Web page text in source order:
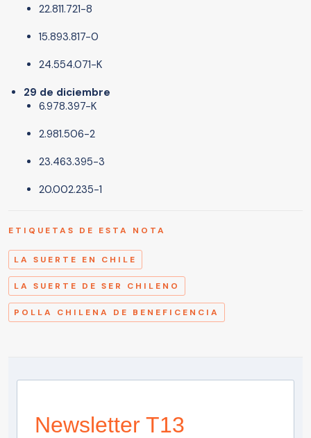
22.811.721-8
15.893.817-0
24.554.071-K
29 de diciembre
6.978.397-K
2.981.506-2
23.463.395-3
20.002.235-1
ETIQUETAS DE ESTA NOTA
LA SUERTE EN CHILE
LA SUERTE DE SER CHILENO
POLLA CHILENA DE BENEFICENCIA
Newsletter T13